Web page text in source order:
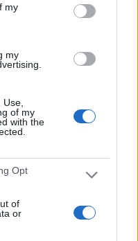
my
my
of my
with the
Opt
of
or
Elevensports.com
3 (60%)
2